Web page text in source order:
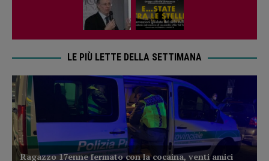
LE PIÙ LETTE DELLA SETTIMANA